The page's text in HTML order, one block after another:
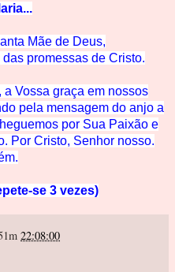
ia...
Mãe de Deus,
promessas de Cristo.
a Vossa graça em nossos
pela mensagem do anjo a
por Sua Paixão e
Por Cristo, Senhor nosso.
se 3 vezes)
22:08:00